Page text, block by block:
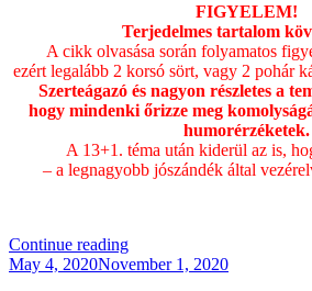
FIGYELEM!
Terjedelmes tartalom
A cikk olvasása során folyamatos
ezért legalább 2 korsó sört, vagy 2 pohár
Szerteágazó és nagyon részletes a
hogy mindenki őrizze meg
humorérzéketek.
A 13+1. téma után kiderül az is,
– a legnagyobb jószándék által
Continue reading“Miért
Hülyeség
Posted
May 4, 2020November 1, 2020